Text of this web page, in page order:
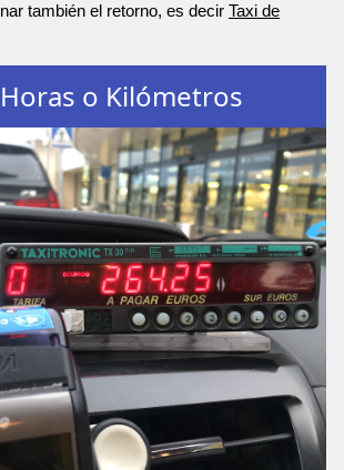
también el retorno, es decir Taxi de
o Kilómetros